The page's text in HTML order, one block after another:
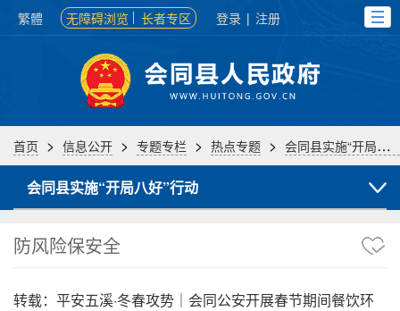
繁體 无障碍浏览 长者专区 登录 | 注册
首页 > 信息公开 > 专题专栏 > 热点专题 > 会同县实施“开局八好”行动
会同县实施“开局八好”行动
防风险保安全
转载：平安五溪·冬春攻势｜会同公安开展春节期间餐饮环